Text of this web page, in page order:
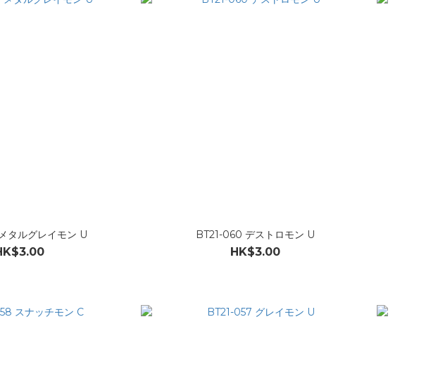
タルグレイモン U BT21-060 デストロモン U
HK$3.00